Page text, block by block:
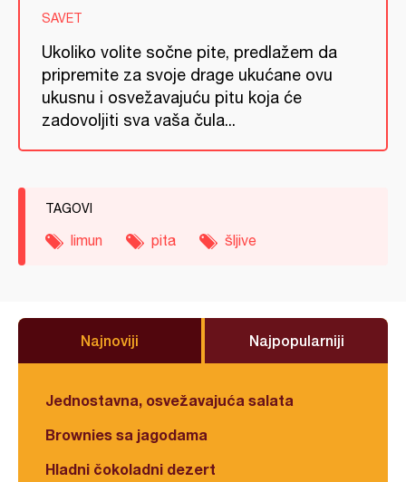
SAVET
Ukoliko volite sočne pite, predlažem da
pripremite za svoje drage ukućane ovu
ukusnu i osvežavajuću pitu koja će
zadovoljiti sva vaša čula...
TAGOVI
limun pita šljive
Najnoviji Najpopularniji
Jednostavna, osvežavajuća salata
Brownies sa jagodama
Hladni čokoladni dezert